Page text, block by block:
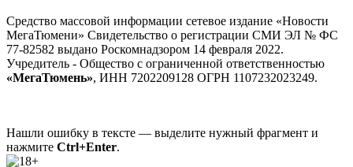
Средство массовой информации сетевое издание «Новости
МегаТюмени» Свидетельство о регистрации СМИ ЭЛ № ФС
77-82582 выдано Роскомнадзором 14 февраля 2022.
Учредитель - Общество с ограниченной ответственностью
«МегаТюмень», ИНН 7202209128 ОГРН 1107232023249.
Нашли ошибку в тексте — выделите нужный фрагмент и
нажмите Ctrl+Enter.